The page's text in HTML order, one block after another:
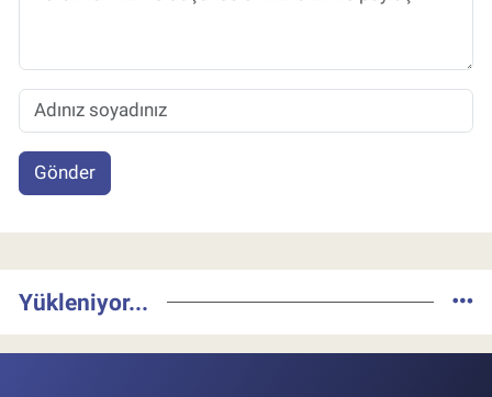
Gönder
Yükleniyor...